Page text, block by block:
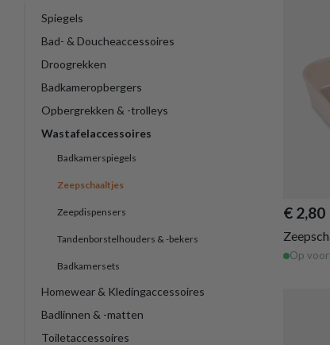
Spiegels
Bad- & Doucheaccessoires
Droogrekken
Badkameropbergers
Opbergrekken & -trolleys
Wastafelaccessoires
Badkamerspiegels
Zeepschaaltjes
Zeepdispensers
Tandenborstelhouders & -bekers
Badkamersets
Homewear & Kledingaccessoires
Badlinnen & -matten
Toiletaccessoires
€ 2,80
Op